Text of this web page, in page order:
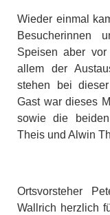
Wieder einmal
Besucherinnen
Speisen aber
allem der
stehen bei
Gast war dieses
sowie die
Theis und Alwin
Ortsvorsteher
Wallrich herzlich